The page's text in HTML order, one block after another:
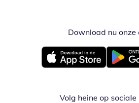
Download nu onze
Opent in nieuw venster
Opent in
Volg heine op sociale